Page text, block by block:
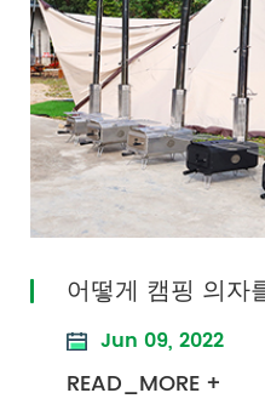
어떻게 캠핑 의자
Jun 09, 2022
READ_MORE +